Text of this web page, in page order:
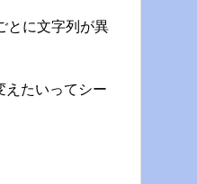
とに文字列が異
えたいってシー